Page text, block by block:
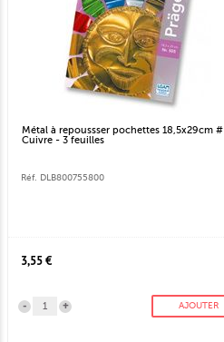
Métal à repoussser pochettes 18,5x29cm #
Cuivre - 3 feuilles
Réf. DLB800755800
3,55 €
+
- AJOUTER